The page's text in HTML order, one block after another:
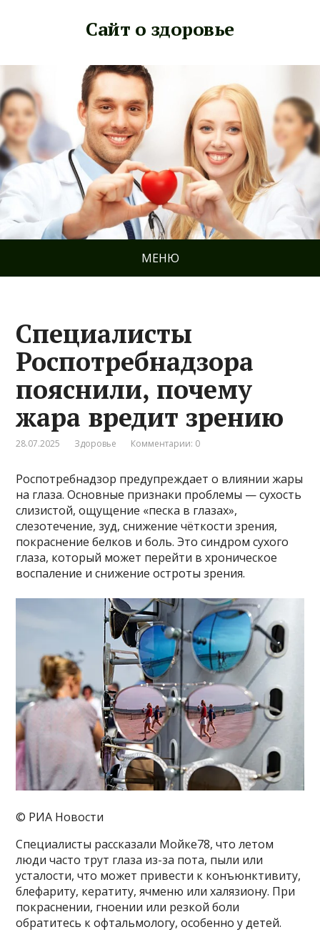
Сайт о здоровье
МЕНЮ
Специалисты
Роспотребнадзора
пояснили, почему
жара вредит зрению
28.07.2025 Здоровье Комментарии: 0
Роспотребнадзор предупреждает о влиянии жары
на глаза. Основные признаки проблемы — сухость
слизистой, ощущение «песка в глазах»,
слезотечение, зуд, снижение чёткости зрения,
покраснение белков и боль. Это синдром сухого
глаза, который может перейти в хроническое
воспаление и снижение остроты зрения.
© РИА Новости
Специалисты рассказали Мойке78, что летом
люди часто трут глаза из-за пота, пыли или
усталости, что может привести к конъюнктивиту,
блефариту, кератиту, ячменю или халязиону. При
покраснении, гноении или резкой боли
обратитесь к офтальмологу, особенно у детей.